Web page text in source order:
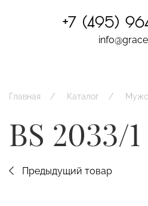
+7 (495)
Главная Каталог
BS 2033/1
Предыдущий товар